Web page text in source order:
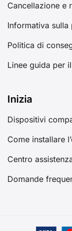
Cancellazione e
Informativa sulla
Politica di
Linee guida per
Inizia
Dispositivi
Come installare
Centro
Domande